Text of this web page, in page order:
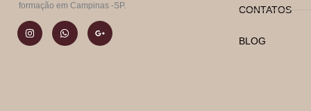
formação em Campinas -SP. CONTATOS
BLOG